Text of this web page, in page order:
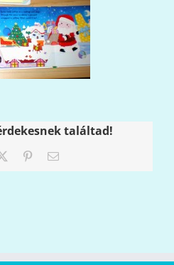
találtad!
PinterestEmail: